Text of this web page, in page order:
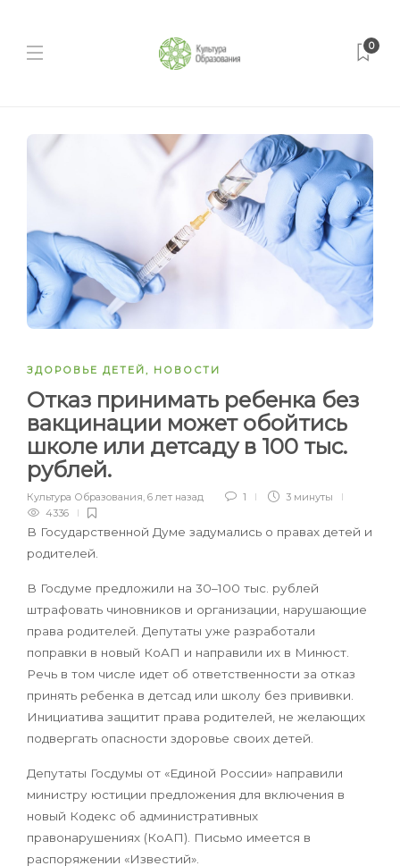
0
ЗДОРОВЬЕ ДЕТЕЙ, НОВОСТИ
Отказ принимать ребенка без
вакцинации может обойтись
школе или детсаду в 100 тыс.
рублей.
Культура Образования, 6 лет назад 1
3 минуты
4336
В Государственной Думе задумались о правах детей и
родителей.
В Госдуме предложили на 30–100 тыс. рублей
штрафовать чиновников и организации, нарушающие
права родителей. Депутаты уже разработали
поправки в новый КоАП и направили их в Минюст.
Речь в том числе идет об ответственности за отказ
принять ребенка в детсад или школу без прививки.
Инициатива защитит права родителей, не желающих
подвергать опасности здоровье своих детей.
Депутаты Госдумы от «Единой России» направили
министру юстиции предложения для включения в
новый Кодекс об административных
правонарушениях (КоАП). Письмо имеется в
распоряжении «Известий».